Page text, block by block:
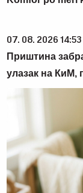
07. 08. 2026 14:53
Приштина
улазак на КиМ,